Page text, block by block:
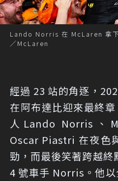
Lando Norris 在 McLaren 拿
／McLaren
經過 23 站的角逐，
在阿布達比迎來最終
人Lando Norris、
Oscar Piastri 在夜色
勁，而最後笑著跨越終
4 號車手 Norris。他